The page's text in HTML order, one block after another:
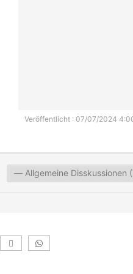
Veröffentlicht : 07/07/2024